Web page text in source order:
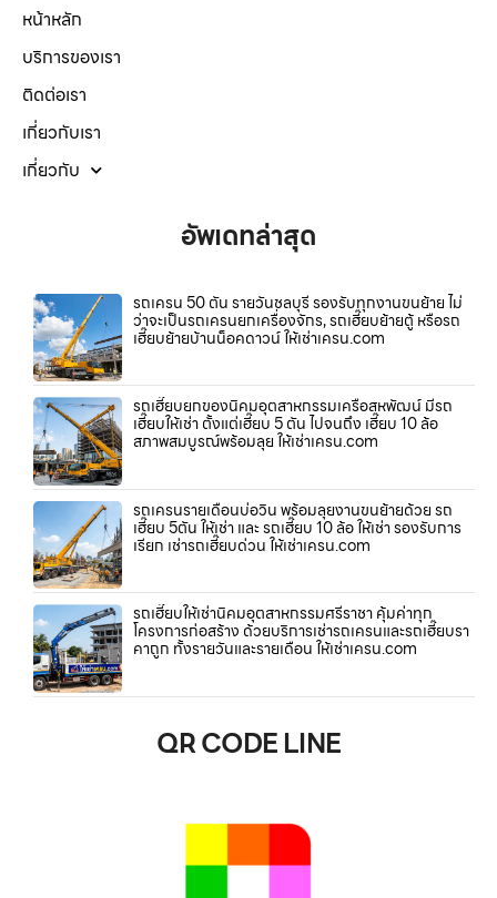
หน้าหลัก
บริการของเรา
ติดต่อเรา
เกี่ยวกับเรา
เกี่ยวกับ
อัพเดทล่าสุด
รถเครน 50 ตัน รายวันชลบุรี รองรับทุกงานขนย้าย ไม่
ว่าจะเป็นรถเครนยกเครื่องจักร, รถเฮี๊ยบย้ายตู้ หรือรถ
เฮี๊ยบย้ายบ้านน็อคดาวน์ ให้เช่าเครน.com
รถเฮี๊ยบยกของนิคมอุตสาหกรรมเครือสหพัฒน์ มีรถ
เฮี๊ยบให้เช่า ตั้งแต่เฮี๊ยบ 5 ตัน ไปจนถึง เฮี๊ยบ 10 ล้อ
สภาพสมบูรณ์พร้อมลุย ให้เช่าเครน.com
รถเครนรายเดือนบ่อวิน พร้อมลุยงานขนย้ายด้วย รถ
เฮี๊ยบ 5ตัน ให้เช่า และ รถเฮี๊ยบ 10 ล้อ ให้เช่า รองรับการ
เรียก เช่ารถเฮี๊ยบด่วน ให้เช่าเครน.com
รถเฮี๊ยบให้เช่านิคมอุตสาหกรรมศรีราชา คุ้มค่าทุก
โครงการก่อสร้าง ด้วยบริการเช่ารถเครนและรถเฮี๊ยบรา
คาถูก ทั้งรายวันและรายเดือน ให้เช่าเครน.com
QR CODE LINE